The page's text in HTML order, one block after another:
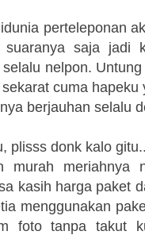
perteleponan
saja jadi
nelpon.
cuma hapeku
berjauhan selalu
plisss donk kalo
murah meriahnya
kasih harga paket
menggunakan
foto tanpa takut